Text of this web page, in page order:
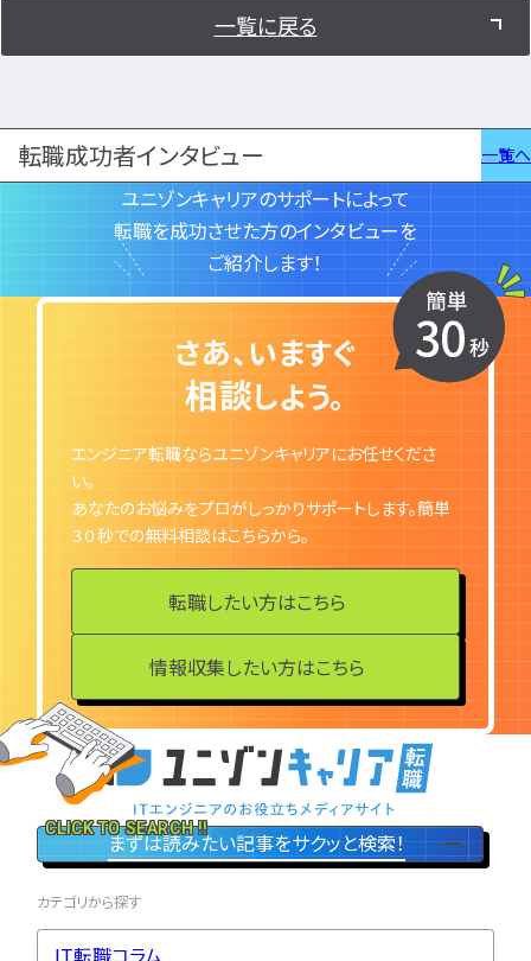
一覧に戻る
転職成功者インタビュー 一覧へ
ユニゾンキャリアのサポートによって
転職を成功させた方のインタビューを
ご紹介します！
さあ、いますぐ
相談しよう。
エンジニア転職ならユニゾンキャリアにお任せくださ
い。
あなたのお悩みをプロがしっかりサポートします。簡単
３０秒での無料相談はこちらから。
転職したい方はこちら
情報収集したい方はこちら
CLICK TO SEARCH !!
まずは読みたい記事をサクッと検索！
カテゴリから探す
IT転職コラム